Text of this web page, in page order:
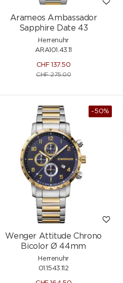
Arameos Ambassador
Sapphire Date 43
Herrenuhr
ARA101.43.11
CHF137.50
CHF275.00
-50%
Wenger Attitude Chrono
Bicolor Ø 44mm
Herrenuhr
01.1543.112